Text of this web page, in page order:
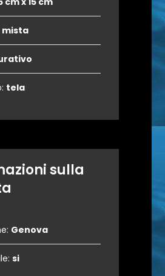
mista
tela
sulla
Genova
si